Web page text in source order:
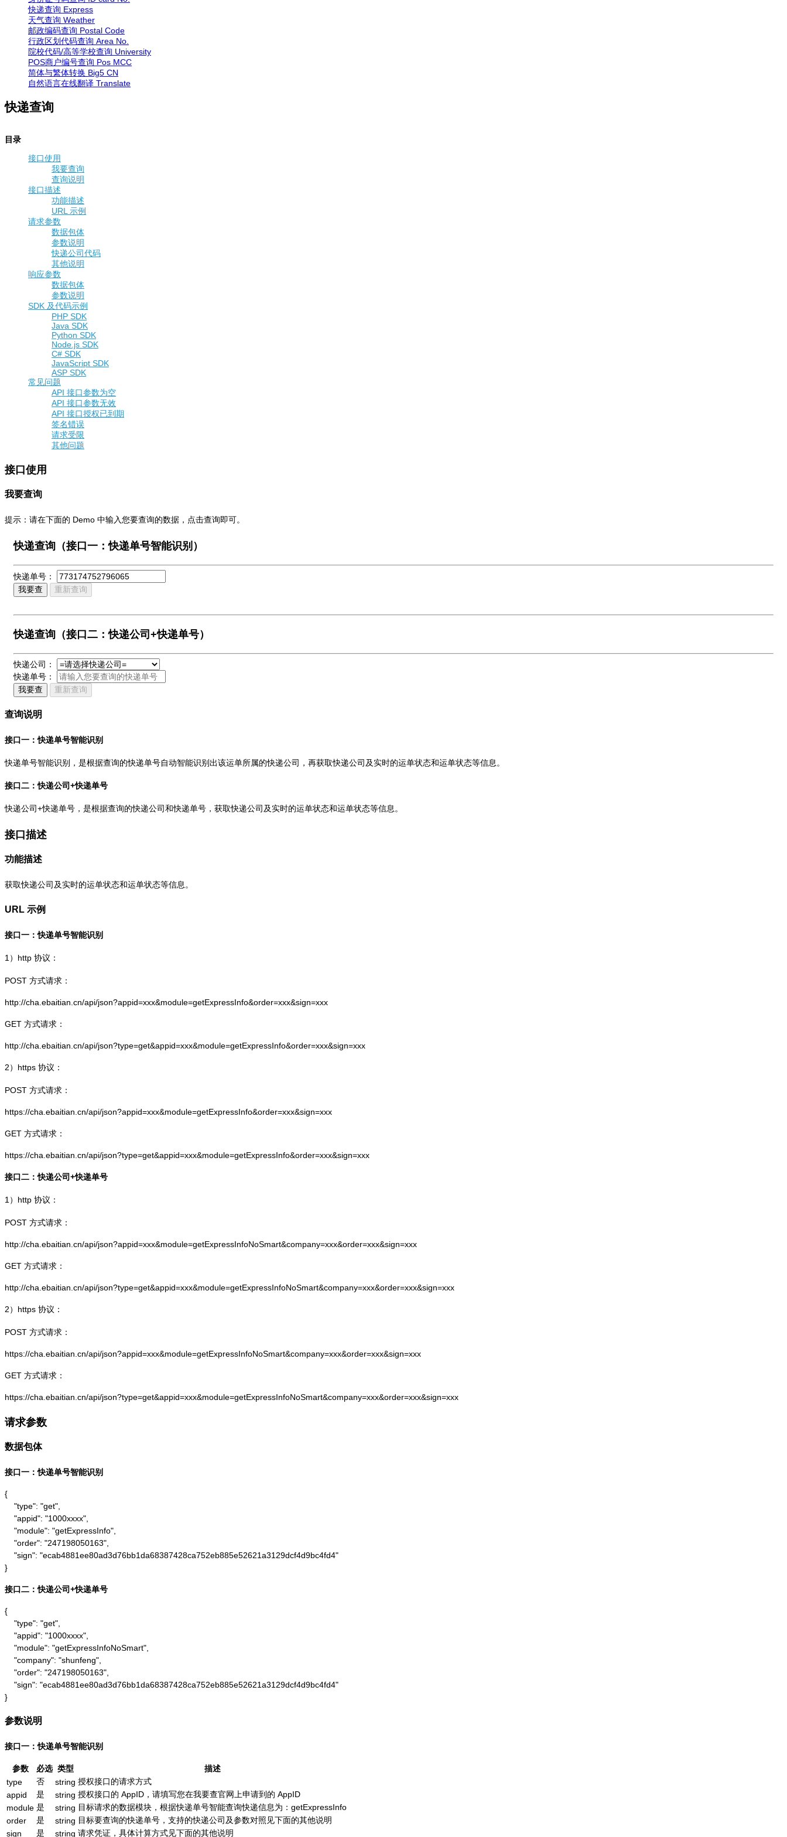
快递查询 Express
天气查询 Weather
邮政编码查询 Postal Code
行政区划代码查询 Area No.
院校代码/高等学校查询 University
POS商户编号查询 Pos MCC
简体与繁体转换 Big5 CN
自然语言在线翻译 Translate
快递查询
目录
接口使用
我要查询
查询说明
接口描述
功能描述
URL 示例
请求参数
数据包体
参数说明
快递公司代码
其他说明
响应参数
数据包体
参数说明
SDK 及代码示例
PHP SDK
Java SDK
Python SDK
Node.js SDK
C# SDK
JavaScript SDK
ASP SDK
常见问题
API 接口参数为空
API 接口参数无效
API 接口授权已到期
签名错误
请求受限
其他问题
接口使用
我要查询
提示：请在下面的 Demo 中输入您要查询的数据，点击查询即可。
快递查询（接口一：快递单号智能识别）
快递单号：
我要查
重新查询
快递查询（接口二：快递公司+快递单号）
快递公司：
快递单号：
我要查
重新查询
查询说明
接口一：快递单号智能识别
快递单号智能识别，是根据查询的快递单号自动智能识别出该运单所属的快递公司，再获取快递公司及实时的运单状态和运单状态等信息。
接口二：快递公司+快递单号
快递公司+快递单号，是根据查询的快递公司和快递单号，获取快递公司及实时的运单状态和运单状态等信息。
接口描述
功能描述
获取快递公司及实时的运单状态和运单状态等信息。
URL 示例
接口一：快递单号智能识别
1） http 协议：
POST 方式请求：
http://cha.ebaitian.cn/api/json?appid=xxx&module=getExpressInfo&order=xxx&sign=xxx
GET 方式请求：
http://cha.ebaitian.cn/api/json?type=get&appid=xxx&module=getExpressInfo&order=xxx&sign=xxx
2） https 协议：
POST 方式请求：
https://cha.ebaitian.cn/api/json?appid=xxx&module=getExpressInfo&order=xxx&sign=xxx
GET 方式请求：
https://cha.ebaitian.cn/api/json?type=get&appid=xxx&module=getExpressInfo&order=xxx&sign=xxx
接口二：快递公司+快递单号
1） http 协议：
POST 方式请求：
http://cha.ebaitian.cn/api/json?appid=xxx&module=getExpressInfoNoSmart&company=xxx&order=xxx&sign=xxx
GET 方式请求：
http://cha.ebaitian.cn/api/json?type=get&appid=xxx&module=getExpressInfoNoSmart&company=xxx&order=xxx&sign=xxx
2） https 协议：
POST 方式请求：
https://cha.ebaitian.cn/api/json?appid=xxx&module=getExpressInfoNoSmart&company=xxx&order=xxx&sign=xxx
GET 方式请求：
https://cha.ebaitian.cn/api/json?type=get&appid=xxx&module=getExpressInfoNoSmart&company=xxx&order=xxx&sign=xxx
请求参数
数据包体
接口一：快递单号智能识别
{
    "type": "get",
    "appid": "1000xxxx",
    "module": "getExpressInfo",
    "order": "247198050163",
    "sign": "ecab4881ee80ad3d76bb1da68387428ca752eb885e52621a3129dcf4d9bc4fd4"
}
接口二：快递公司+快递单号
{
    "type": "get",
    "appid": "1000xxxx",
    "module": "getExpressInfoNoSmart",
    "company": "shunfeng",
    "order": "247198050163",
    "sign": "ecab4881ee80ad3d76bb1da68387428ca752eb885e52621a3129dcf4d9bc4fd4"
}
参数说明
接口一：快递单号智能识别
参数 必选 类型
描述
type
否 string 授权接口的请求方式
appid
是 string 授权接口的 AppID，请填写您在我要查官网上申请到的 AppID
module 是 string 目标请求的数据模块，根据快递单号智能查询快递信息为：getExpressInfo
order
是 string 目标要查询的快递单号，支持的快递公司及参数对照见下面的其他说明
sign
是 string 请求凭证，具体计算方式见下面的其他说明